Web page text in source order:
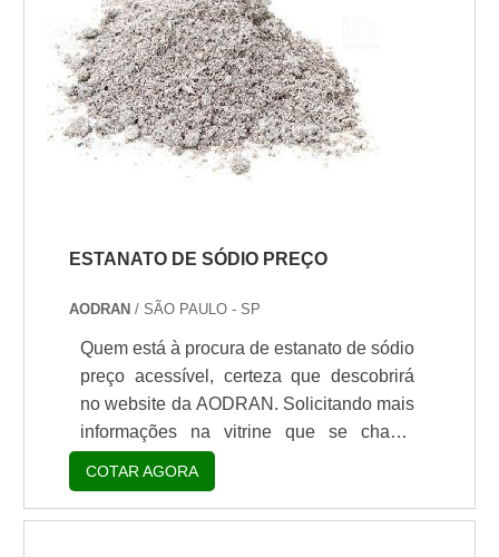
ESTANATO DE SÓDIO PREÇO
AODRAN/ SÃO PAULO - SP
Quem está à procura de estanato de sódio
preço acessível, certeza que descobrirá
no website da AODRAN. Solicitando mais
informações na vitrine que se chama
Soluções Industriais e conhecendo a líder
do segmento.É importante lembrar que o
produto deve sempre ser adquirido com
COTAR AGORA